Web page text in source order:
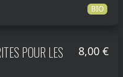
BIO
POUR LES
8,00 €